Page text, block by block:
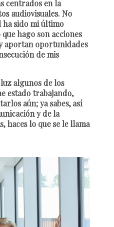
centrados en la
audiovisuales. No
ha sido mi último
hago son acciones
aportan oportunidades
de mis
algunos de los
estado trabajando,
aún; ya sabes, así
y de la
haces lo que se le llama